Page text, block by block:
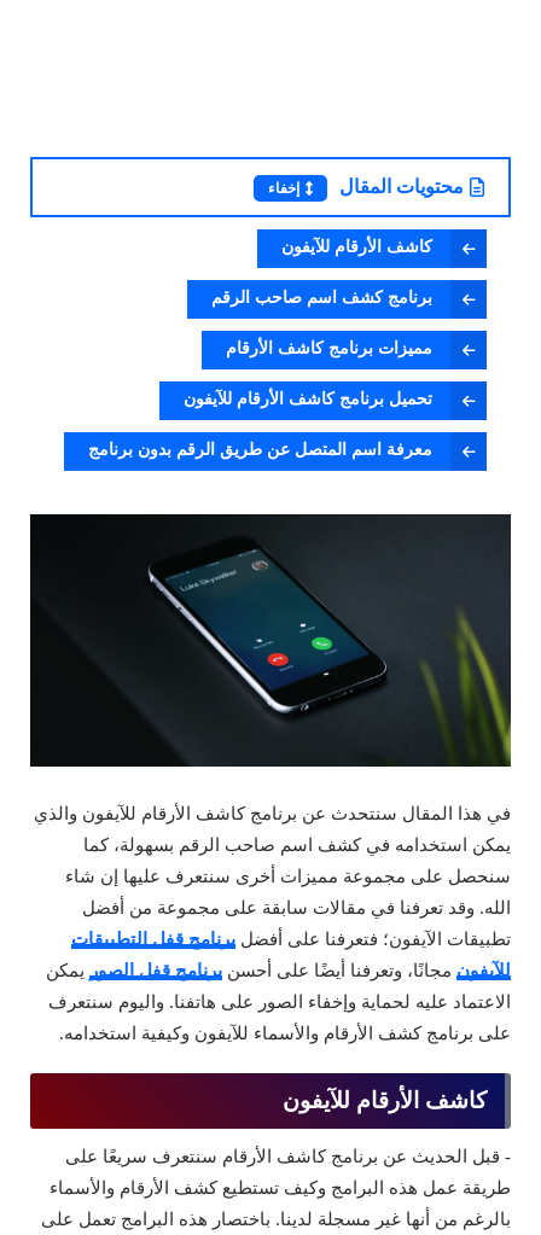
محتويات المقال إخفاء
كاشف الأرقام للآيفون
برنامج كشف اسم صاحب الرقم
مميزات برنامج كاشف الأرقام
تحميل برنامج كاشف الأرقام للآيفون
معرفة اسم المتصل عن طريق الرقم بدون برنامج
في هذا المقال سنتحدث عن برنامج كاشف الأرقام للآيفون والذي
يمكن استخدامه في كشف اسم صاحب الرقم بسهولة، كما
سنحصل على مجموعة مميزات أخرى سنتعرف عليها إن شاء
الله. وقد تعرفنا في مقالات سابقة على مجموعة من أفضل
تطبيقات الآيفون؛ فتعرفنا على أفضل برنامج قفل التطبيقات
للآيفون مجانًا، وتعرفنا أيضًا على أحسن برنامج قفل الصور يمكن
الاعتماد عليه لحماية وإخفاء الصور على هاتفنا. واليوم سنتعرف
على برنامج كشف الأرقام والأسماء للآيفون وكيفية استخدامه.
كاشف الأرقام للآيفون
- قبل الحديث عن برنامج كاشف الأرقام سنتعرف سريعًا على
طريقة عمل هذه البرامج وكيف تستطيع كشف الأرقام والأسماء
بالرغم من أنها غير مسجلة لدينا. باختصار هذه البرامج تعمل على